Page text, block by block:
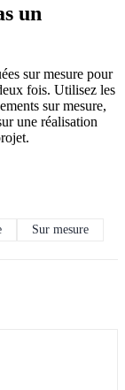
un
sur mesure pour
fois. Utilisez les
sur mesure,
une réalisation
Sur mesure